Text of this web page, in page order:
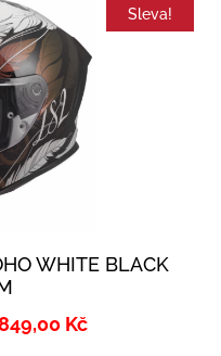
Sleva!
WHITE BLACK
Kč